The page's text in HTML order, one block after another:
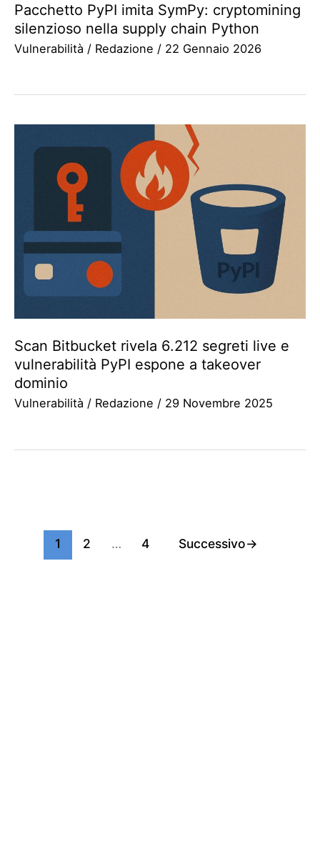
Pacchetto PyPI imita SymPy: cryptomining
silenzioso nella supply chain Python
Vulnerabilità / Redazione / 22 Gennaio 2026
Scan Bitbucket rivela 6.212 segreti live e
vulnerabilità PyPI espone a takeover
dominio
Vulnerabilità / Redazione / 29 Novembre 2025
1 2 … 4 Successivo→